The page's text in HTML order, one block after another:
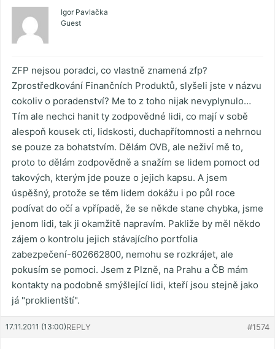
Igor Pavlačka
Guest
ZFP nejsou poradci, co vlastně znamená zfp?
Zprostředkování Finančních Produktů, slyšeli jste v názvu
cokoliv o poradenství? Me to z toho nijak nevyplynulo…
Tím ale nechci hanit ty zodpovědné lidi, co mají v sobě
alespoň kousek cti, lidskosti, duchapřítomnosti a nehrnou
se pouze za bohatstvím. Dělám OVB, ale neživí mě to,
proto to dělám zodpovědně a snažím se lidem pomoct od
takových, kterým jde pouze o jejich kapsu. A jsem
úspěšný, protože se těm lidem dokážu i po půl roce
podívat do očí a vpřípadě, že se někde stane chybka, jsme
jenom lidi, tak ji okamžitě napravím. Pakliže by měl někdo
zájem o kontrolu jejich stávajícího portfolia
zabezpečení-602662800, nemohu se rozkrájet, ale
pokusím se pomoci. Jsem z Plzně, na Prahu a ČB mám
kontakty na podobně smýšlející lidi, kteří jsou stejně jako
já "proklientští".
17.11.2011 (13:00) #1574
REPLY